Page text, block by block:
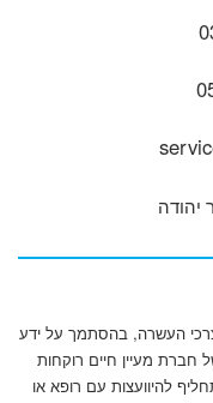
העשרה, בהסתמך על ידע
חברת מעיין חיים רוקחות
להיוועצות עם רופא או